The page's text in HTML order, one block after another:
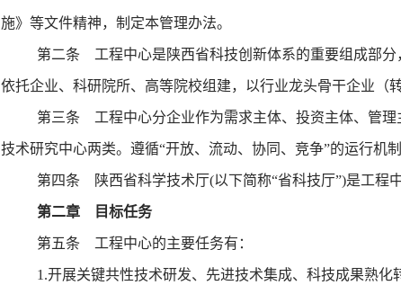
施》等文件精神，制定本管理办法。
第二条 工程中心是陕西省科技创新体系的重要组成部分
依托企业、科研院所、高等院校组建，以行业龙头骨干企业（
第三条 工程中心分企业作为需求主体、投资主体、管理
技术研究中心两类。遵循“开放、流动、协同、竞争”的运行机
第四条 陕西省科学技术厅(以下简称“省科技厅”)是工程
第二章 目标任务
第五条 工程中心的主要任务有：
1.开展关键共性技术研发、先进技术集成、科技成果熟